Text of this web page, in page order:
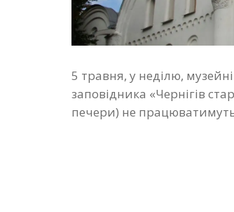
5 травня, у неділю,
заповідника «Чернігів
печери) не